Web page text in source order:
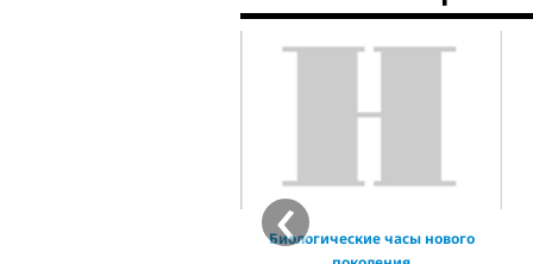
Биологические часы нового
‹